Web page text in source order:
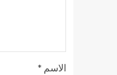
الاسم *